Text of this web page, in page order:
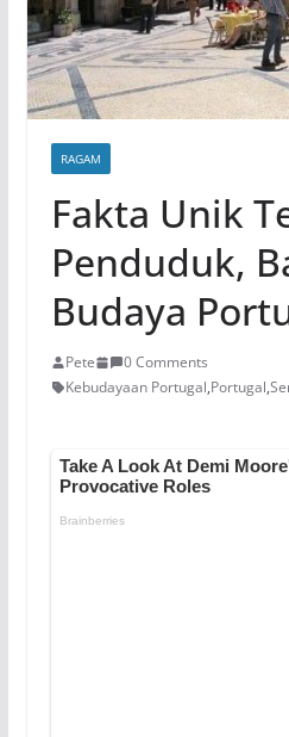
RAGAM
Fakta Unik
Penduduk,
Budaya
Pete
0 Comments
Kebudayaan Portugal,Portugal,